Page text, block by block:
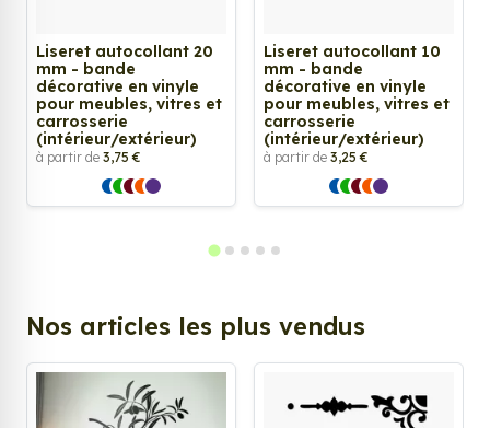
Liseret autocollant 20
mm - bande
décorative en vinyle
pour meubles, vitres et
carrosserie
(intérieur/extérieur)
à partir de 3,75 €
Liseret autocollant 10
mm - bande
décorative en vinyle
pour meubles, vitres et
carrosserie
(intérieur/extérieur)
à partir de 3,25 €
Nos articles les plus vendus